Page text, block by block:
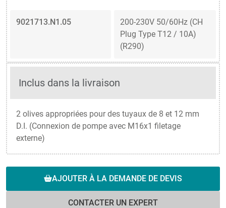
9021713.N1.05
200-230V 50/60Hz (CH
Plug Type T12 / 10A)
(R290)
Inclus dans la livraison
2 olives appropriées pour des tuyaux de 8 et 12 mm
D.I. (Connexion de pompe avec M16x1 filetage
externe)
AJOUTER À LA DEMANDE DE DEVIS
CONTACTER UN EXPERT